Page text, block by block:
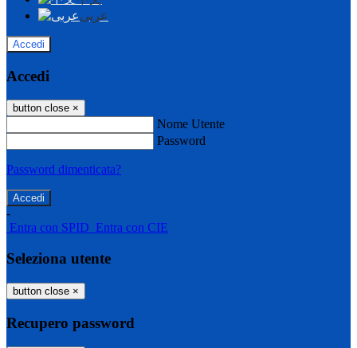
عربى
Accedi
Accedi
button close ×
Nome Utente
Password
Password dimenticata?
-
Entra con SPID Entra con CIE
Seleziona utente
button close ×
Recupero password